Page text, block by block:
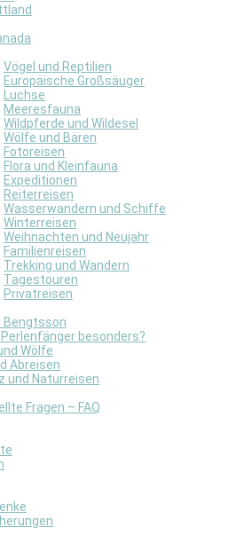
Vögel und Reptilien
Europäische Großsäuger
Luchse
Meeresfauna
Wildpferde und Wildesel
Wölfe und Bären
Fotoreisen
Flora und Kleinfauna
Expeditionen
Reiterreisen
Wasserwandern und Schiffe
Winterreisen
Weihnachten und Neujahr
Familienreisen
Trekking und Wandern
Tagestouren
Privatreisen
Bengtsson
besonders?
Wölfe
Abreisen
und Naturreisen
Fragen – FAQ